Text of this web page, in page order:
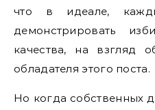
что в идеале,
демонстрировать
качества, на взгляд
обладателя этого поста.
Но когда собственных